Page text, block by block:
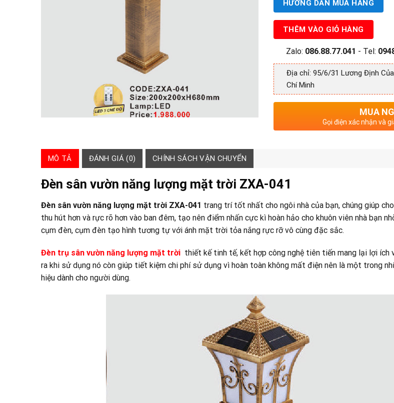
HƯỚNG DẪN MUA HÀNG
THÊM VÀO GIỎ HÀNG
Zalo: 086.88.77.041 - Tel:
Địa chỉ: 95/6/31 Lương Định
Chí Minh
MUA
Gọi điện xác nhận và
MÔ TẢ ĐÁNH GIÁ (0) CHÍNH SÁCH VẬN CHUYỂN
Đèn sân vườn năng lượng mặt trời ZXA-041
Đèn sân vườn năng lượng mặt trời ZXA-041 trang trí tốt nhất cho ngôi nhà của bạn, chúng giúp
thu hút hơn và rực rõ hơn vào ban đêm, tạo nên điểm nhấn cực kì hoàn hảo cho khuôn viên nhà bạn
cụm đèn, cụm đèn tạo hình tương tự với ánh mặt trời tỏa nắng rực rỡ vô cùng đặc sắc.
Đèn trụ sân vườn năng lượng mặt trời thiết kế tinh tế, kết hợp công nghệ tiên tiến mang lại lợi ích
ra khi sử dụng nó còn giúp tiết kiệm chi phí sử dụng vì hoàn toàn không mất điện nên là một trong
hiệu dành cho người dùng.